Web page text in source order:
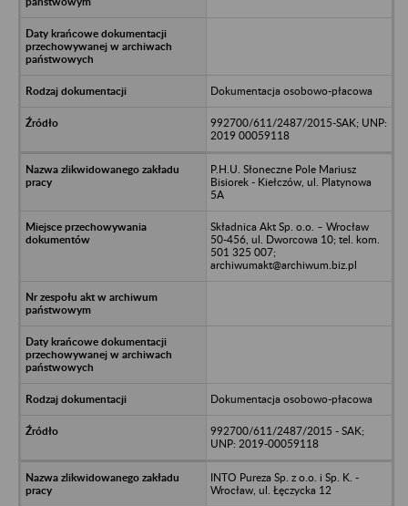
Dokumentacja osobowo-płacowa
992700/611/2487/2015-SAK; UNP:
2019 00059118
P.H.U. Słoneczne Pole Mariusz
Bisiorek - Kiełczów, ul. Platynowa
5A
Składnica Akt Sp. o.o. – Wrocław
50-456, ul. Dworcowa 10; tel. kom.
501 325 007;
archiwumakt@archiwum.biz.pl
Dokumentacja osobowo-płacowa
992700/611/2487/2015 - SAK;
UNP: 2019-00059118
INTO Pureza Sp. z o.o. i Sp. K. -
Wrocław, ul. Łęczycka 12